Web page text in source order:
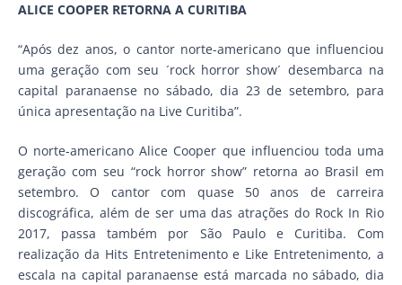
ALICE COOPER RETORNA A CURITIBA
“Após dez anos, o cantor norte-americano que influenciou
uma geração com seu ´rock horror show´ desembarca na
capital paranaense no sábado, dia 23 de setembro, para
única apresentação na Live Curitiba”.
O norte-americano Alice Cooper que influenciou toda uma
geração com seu “rock horror show” retorna ao Brasil em
setembro. O cantor com quase 50 anos de carreira
discográfica, além de ser uma das atrações do Rock In Rio
2017, passa também por São Paulo e Curitiba. Com
realização da Hits Entretenimento e Like Entretenimento, a
escala na capital paranaense está marcada no sábado, dia